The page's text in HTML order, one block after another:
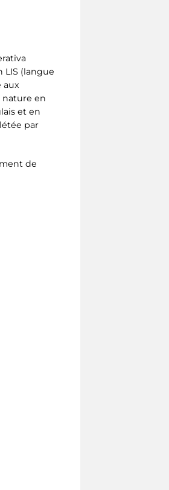
LIS (langue
aux
nature en
et en
par
de